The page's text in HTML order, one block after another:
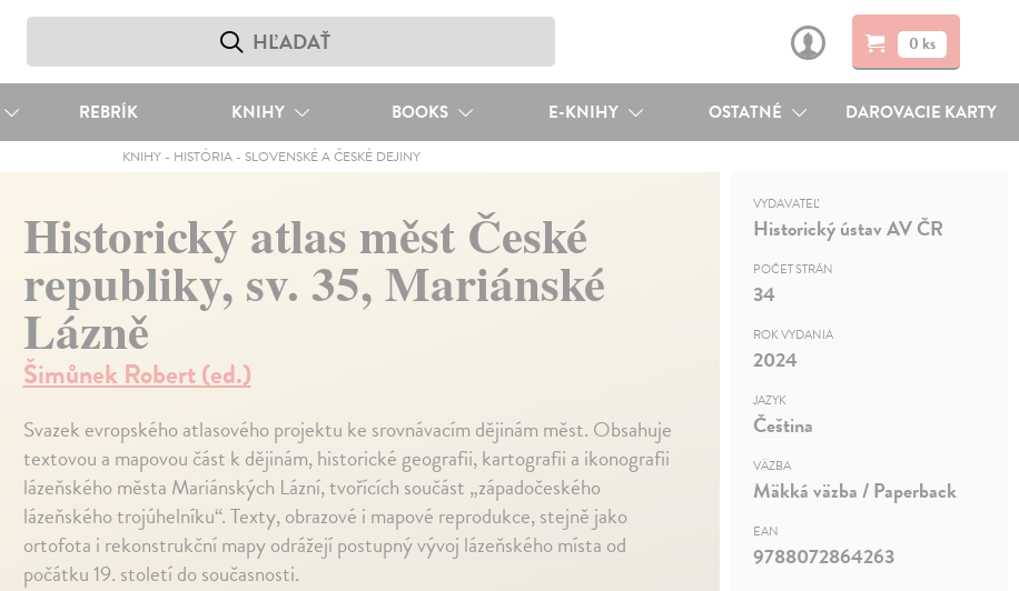
0 ks
REBRÍK KNIHY BOOKS E-KNIHY OSTATNÉ DAROVACIE KARTY
KNIHY- HISTÓRIA- SLOVENSKÉ A ČESKÉ DEJINY
Historický atlas měst České
republiky, sv. 35, Mariánské
Lázně
Šimůnek Robert (ed.)
Svazek evropského atlasového projektu ke srovnávacím dějinám měst. Obsahuje
textovou a mapovou část k dějinám, historické geografii, kartografii a ikonografii
lázeňského města Mariánských Lázní, tvořících součást „západočeského
lázeňského trojúhelníku“. Texty, obrazové i mapové reprodukce, stejně jako
ortofota i rekonstrukční mapy odrážejí postupný vývoj lázeňského místa od
počátku 19. století do současnosti.
VYDAVATEĽ
Historický ústav AV ČR
POČET STRÁN
34
ROK VYDANIA
2024
JAZYK
Čeština
VÄZBA
Mäkká väzba / Paperback
EAN
9788072864263